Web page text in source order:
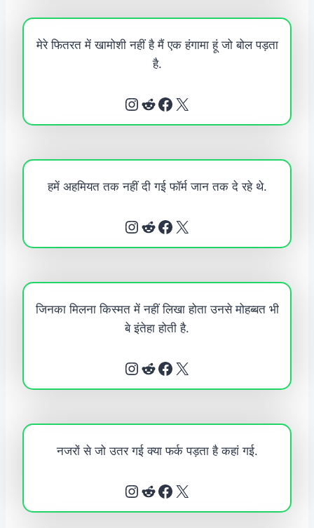
मेरे फितरत में खामोशी नहीं है मैं एक हंगामा हूं जो बोल पड़ता
है.
Instagram Reddit Facebook X
हमें अहमियत तक नहीं दी गई फॉर्म जान तक दे रहे थे.
Instagram Reddit Facebook X
जिनका मिलना किस्मत में नहीं लिखा होता उनसे मोहब्बत भी
बे इंतेहा होती है.
Instagram Reddit Facebook X
नजरों से जो उतर गई क्या फर्क पड़ता है कहां गई.
Instagram Reddit Facebook X